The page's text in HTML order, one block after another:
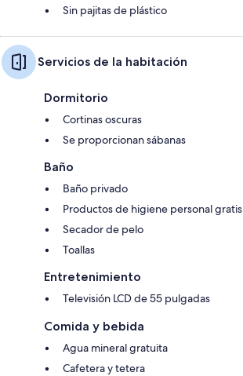
Sin pajitas de plástico
Servicios de la habitación
Dormitorio
Cortinas oscuras
Se proporcionan sábanas
Baño
Baño privado
Productos de higiene personal gratis
Secador de pelo
Toallas
Entretenimiento
Televisión LCD de 55 pulgadas
Comida y bebida
Agua mineral gratuita
Cafetera y tetera